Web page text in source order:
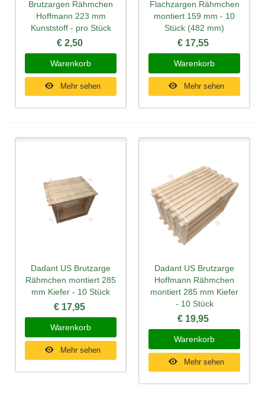
Brutzargen Rähmchen
Hoffmann 223 mm
Kunststoff - pro Stück
€ 2,50
Warenkorb
Mehr sehen
Flachzargen Rähmchen
montiert 159 mm - 10
Stück (482 mm)
€ 17,55
Warenkorb
Mehr sehen
Dadant US Brutzarge
Rähmchen montiert 285
mm Kiefer - 10 Stück
€ 17,95
Warenkorb
Mehr sehen
Dadant US Brutzarge
Hoffmann Rähmchen
montiert 285 mm Kiefer
- 10 Stück
€ 19,95
Warenkorb
Mehr sehen